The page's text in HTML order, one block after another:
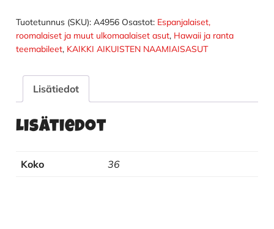
määrä
Tuotetunnus (SKU): A4956 Osastot: Espanjalaiset,
roomalaiset ja muut ulkomaalaiset asut, Hawaii ja ranta
teemabileet, KAIKKI AIKUISTEN NAAMIAISASUT
Lisätiedot
Lisätiedot
Koko 36